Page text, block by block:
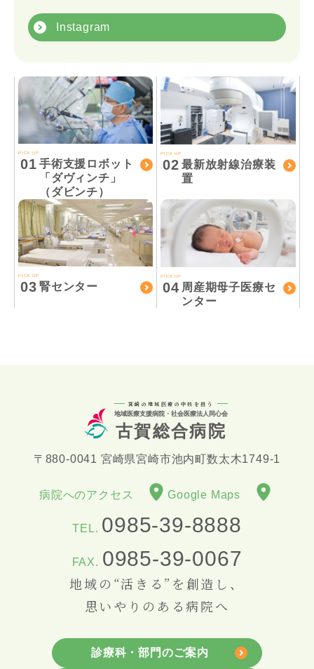
Instagram
PICK UP
01 手術支援ロボット
「ダヴィンチ」
（ダビンチ）
PICK UP
02 最新放射線治療装
置
PICK UP
03 腎センター
PICK UP
04 周産期母子医療セ
ンター
宮崎の地域医療の中核を担う
地域医療支援病院・社会医療法人同心会
古賀総合病院
〒880-0041 宮崎県宮崎市池内町数太木1749-1
病院へのアクセス Google Maps
TEL. 0985-39-8888
FAX. 0985-39-0067
地域の“活きる”を創造し、
思いやりのある病院へ
診療科・部門のご案内